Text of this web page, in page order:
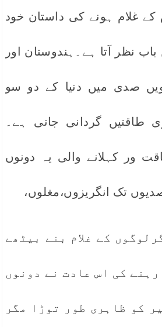
غلام ہونے کی داستان خود
نظر آتا ہے۔ہندوستان اور
صدی میں دنیا کے دو سو
طاقتیں گردانی جاتی ہے۔
ور کہلانے والی یہ دونوں
تک انگریزوں،مغلوں،
کے غلام بنے بیٹھے
رہنے کی اس عادت نے دونوں
کو ظاہری طور توڑا مگر